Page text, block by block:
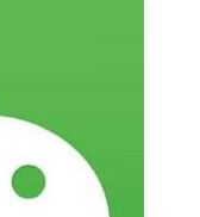
诚信网站